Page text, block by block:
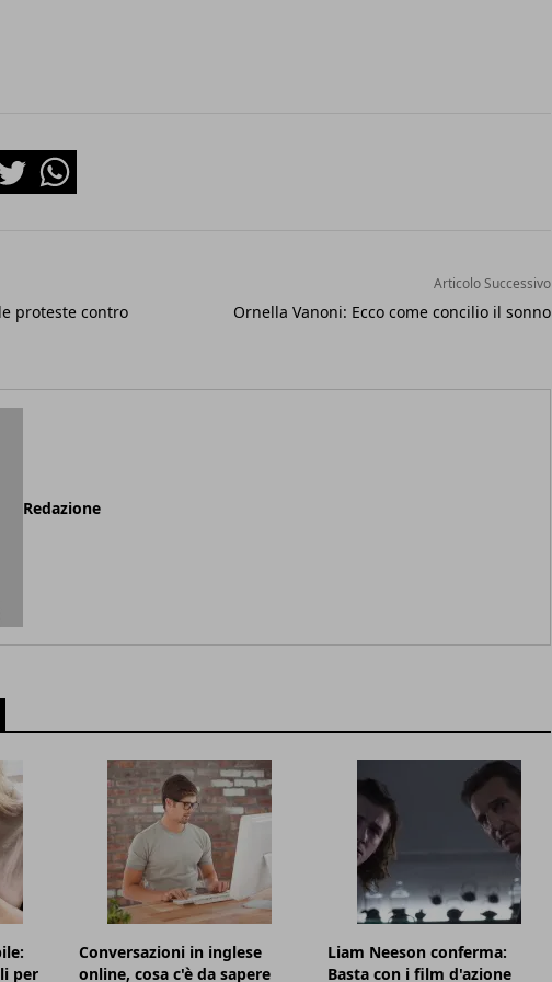
Whatsapp
proteste contro
Articolo Successivo
Ornella Vanoni: Ecco come concilio il sonno
Redazione
per
Conversazioni in inglese
online, cosa c'è da sapere
Liam Neeson conferma:
Basta con i film d'azione